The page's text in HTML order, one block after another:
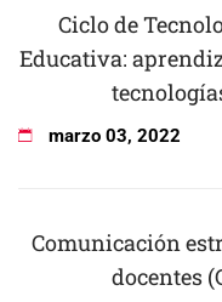
Ciclo de
Educativa:
marzo 03, 2022
Comunicación
docentes